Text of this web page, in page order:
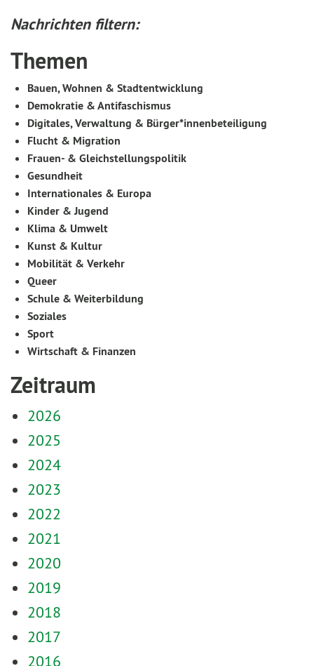
Nachrichten filtern:
Themen
Bauen, Wohnen & Stadtentwicklung
Demokratie & Antifaschismus
Digitales, Verwaltung & Bürger*innenbeteiligung
Flucht & Migration
Frauen- & Gleichstellungspolitik
Gesundheit
Internationales & Europa
Kinder & Jugend
Klima & Umwelt
Kunst & Kultur
Mobilität & Verkehr
Queer
Schule & Weiterbildung
Soziales
Sport
Wirtschaft & Finanzen
Zeitraum
2026
2025
2024
2023
2022
2021
2020
2019
2018
2017
2016